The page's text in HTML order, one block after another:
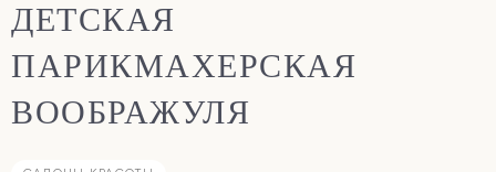
ДЕТСКАЯ
ПАРИКМАХЕРСКАЯ
ВООБРАЖУЛЯ